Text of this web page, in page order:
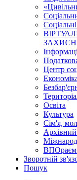
Центр
Освіта
Культура
Сім'я,
Архівний
Зворотній
Пошук